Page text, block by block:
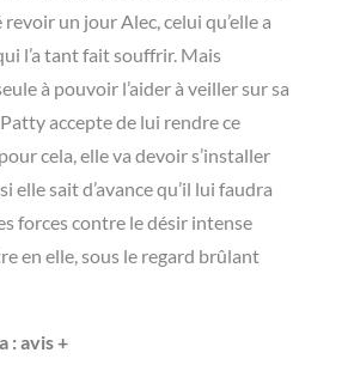
revoir un jour Alec, celui qu’elle a
l’a tant fait souffrir. Mais
à pouvoir l’aider à veiller sur sa
accepte de lui rendre ce
cela, elle va devoir s’installer
elle sait d’avance qu’il lui faudra
forces contre le désir intense
en elle, sous le regard brûlant
: avis +